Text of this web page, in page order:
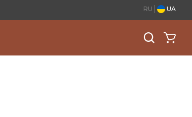
RU UA